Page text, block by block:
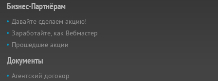
Бизнес-Партнёрам
Давайте сделаем акцию!
Заработайте, как Вебмастер
Прошедшие акции
Документы
Агентский договор